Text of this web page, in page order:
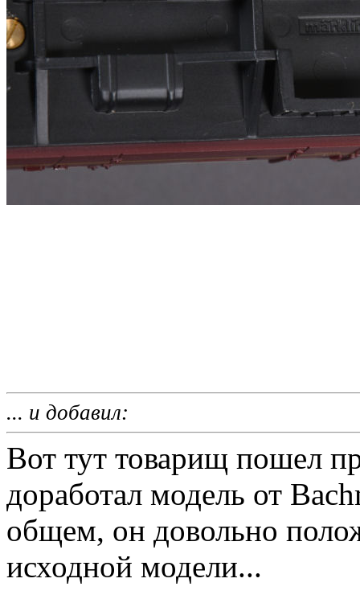
... и добавил:
Вот тут товарищ пошел
доработал модель от
общем, он довольно
исходной модели...